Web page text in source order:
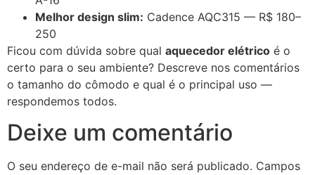
Melhor design slim: Cadence AQC315 — R$ 180–
250
Ficou com dúvida sobre qual aquecedor elétrico é o
certo para o seu ambiente? Descreve nos comentários
o tamanho do cômodo e qual é o principal uso —
respondemos todos.
Deixe um comentário
O seu endereço de e-mail não será publicado. Campos